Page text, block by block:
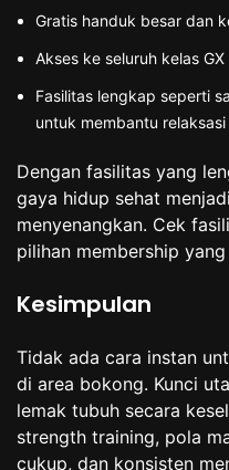
Gratis handuk besar dan
Akses ke seluruh kelas GX
Fasilitas lengkap seperti
untuk membantu
Dengan fasilitas yang
gaya hidup sehat
menyenangkan. Cek
pilihan membership
Kesimpulan
Tidak ada cara instan
di area bokong. Kunci
lemak tubuh secara
strength training, pola
cukup, dan konsisten